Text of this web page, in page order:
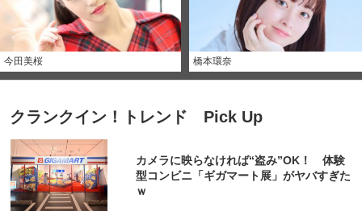
今田美桜 橋本環奈
クランクイン！トレンド Pick Up
カメラに映らなければ“盗み”OK！ 体験
型コンビニ「ギガマート展」がヤバすぎた
ｗ